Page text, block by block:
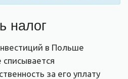
налог
в Польше
списывается
за его уплату